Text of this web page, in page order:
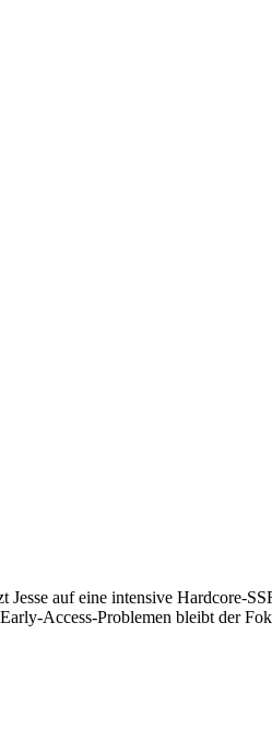
auf eine intensive Hardcore-
Access-Problemen bleibt der